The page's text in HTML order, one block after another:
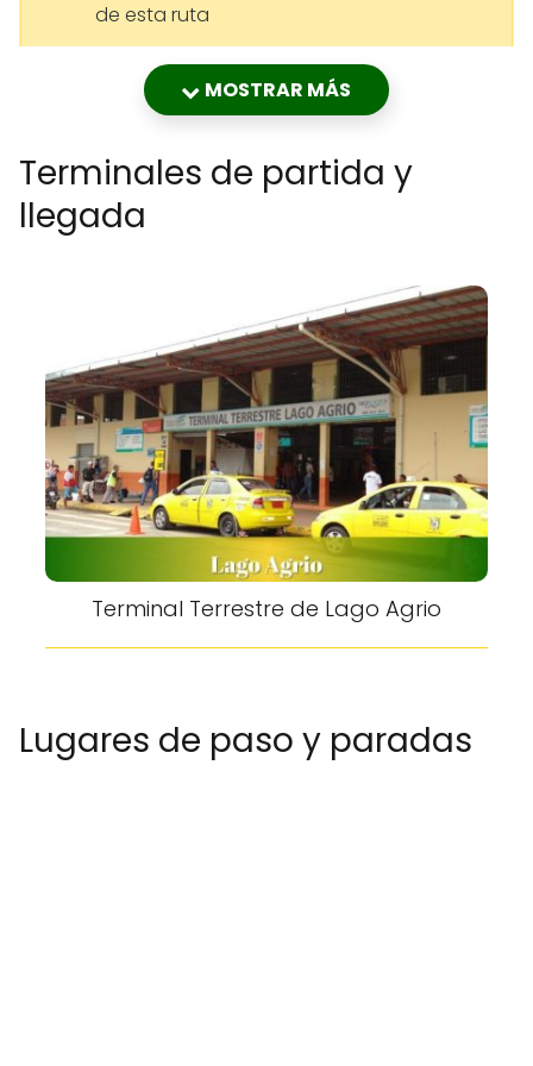
20:45 05:18
23:45 08:18 $13,80
de esta ruta
MOSTRAR MÁS
Terminales de partida y
llegada
Terminal Terrestre de Lago Agrio
Lugares de paso y paradas